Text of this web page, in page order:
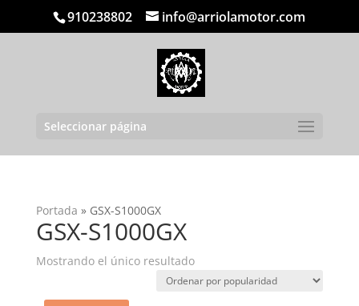
910238802 info@arriolamotor.com
Seleccionar página
Portada » GSX-S1000GX
GSX-S1000GX
Mostrando el único resultado